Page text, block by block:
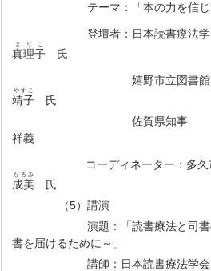
テーマ：「本の力を信じ
登壇者：日本読書
真理子
まりこ
氏
嬉野市立図
靖子
やすこ
氏
佐賀県知
祥義
コーディネーター：多久
成美
なるみ
氏
（5）講演
演題：「読書療法と司書の
書を届けるために～」
講師：日本読書療法学会